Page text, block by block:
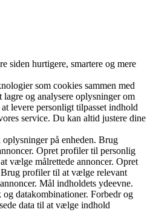
siden hurtigere, smartere og mere
som cookies sammen med
lagre og analysere oplysninger om
levere personligt tilpasset indhold
service. Du kan altid justere dine
på enheden. Brug
Opret profiler til personlig
vælge målrettede annoncer. Opret
profiler til at vælge relevant
Mål indholdets ydeevne.
datakombinationer. Forbedr og
data til at vælge indhold